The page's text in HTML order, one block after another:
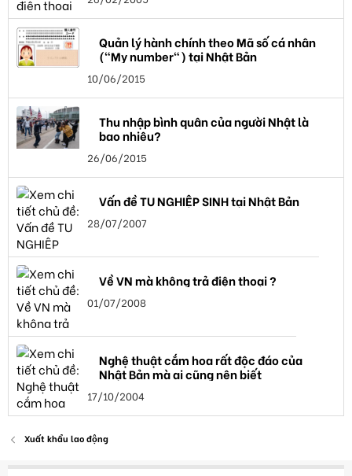
Quản lý hành chính theo Mã số cá nhân
("My number") tại Nhật Bản
10/06/2015
Thu nhập bình quân của người Nhật là
bao nhiêu?
26/06/2015
Vấn đề TU NGHIỆP SINH tại Nhật Bản
28/07/2007
Về VN mà không trả điện thoại ?
01/07/2008
Nghệ thuật cắm hoa rất độc đáo của
Nhật Bản mà ai cũng nên biết
17/10/2004
Xuất khẩu lao động